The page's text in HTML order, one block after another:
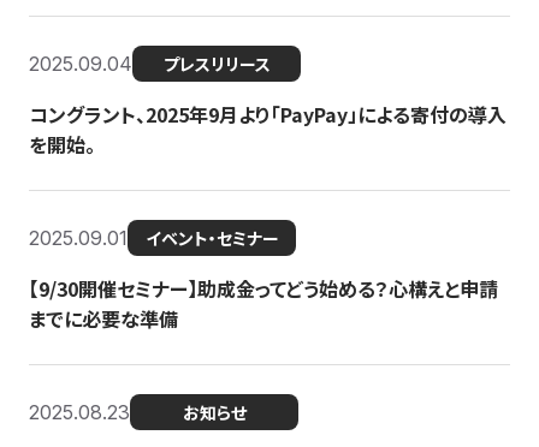
2025.09.04 プレスリリース
コングラント、2025年9月より「PayPay」による寄付の導入
を開始。
2025.09.01 イベント・セミナー
【9/30開催セミナー】助成金ってどう始める？心構えと申請
までに必要な準備
2025.08.23 お知らせ